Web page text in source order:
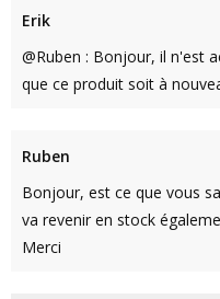
Erik
@Ruben : Bonjour, il n'est
que ce produit soit à
Ruben
Bonjour, est ce que vous
va revenir en stock
Merci